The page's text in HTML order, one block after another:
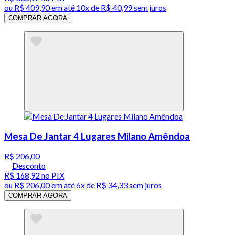
ou R$ 409,90em até 10x de R$ 40,99 sem juros
COMPRAR AGORA
Mesa De Jantar 4 Lugares Milano Amêndoa
R$ 206,00
Desconto
R$ 168,92 no PIX
ou R$ 206,00em até6x de R$ 34,33 sem juros
COMPRAR AGORA